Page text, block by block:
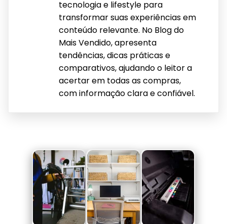
tecnologia e lifestyle para
transformar suas experiências em
conteúdo relevante. No Blog do
Mais Vendido, apresenta
tendências, dicas práticas e
comparativos, ajudando o leitor a
acertar em todas as compras,
com informação clara e confiável.